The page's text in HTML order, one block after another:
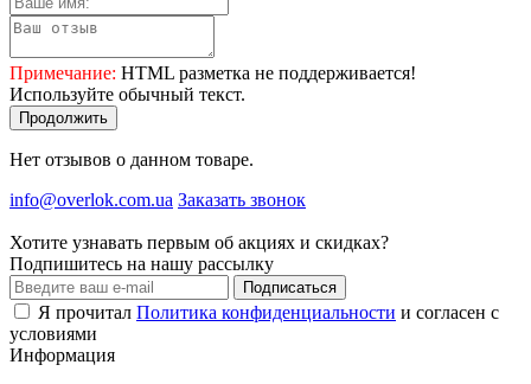
Примечание: HTML разметка не поддерживается!
Используйте обычный текст.
Продолжить
Нет отзывов о данном товаре.
info@overlok.com.ua Заказать звонок
Хотите узнавать первым об акциях и скидках?
Подпишитесь на нашу рассылку
Подписаться
Я прочитал Политика конфиденциальности и согласен с
условиями
Информация